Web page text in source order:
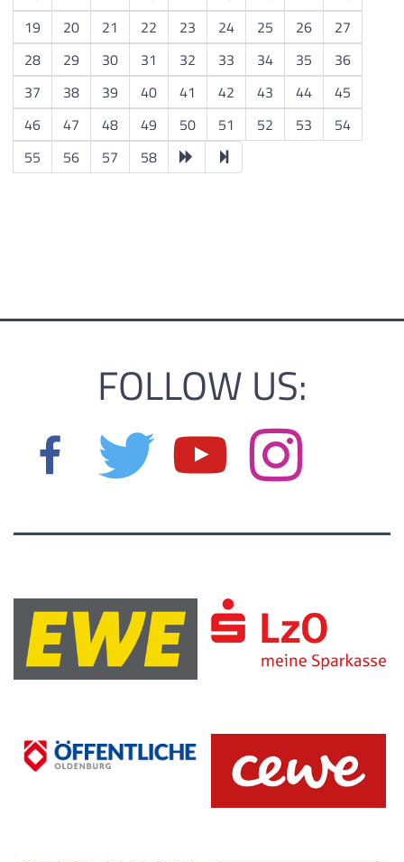
19
20 21 22 23 24 25 26
27
28
29 30 31 32 33 34 35
36
37
38 39 40 41 42 43 44
45
46
47 48 49 50 51 52 53
54
55
56 57 58
FOLLOW US: